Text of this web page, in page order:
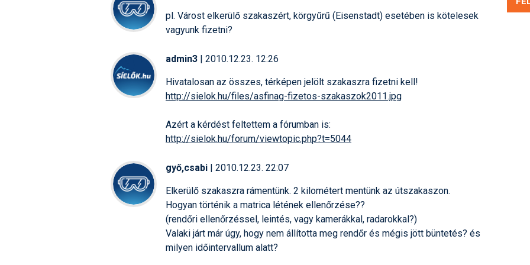
pl. Várost elkerülő szakaszért, körgyűrű (Eisenstadt) esetében is kötelesek
vagyunk fizetni?
admin3 | 2010.12.23. 12:26
Hivatalosan az összes, térképen jelölt szakaszra fizetni kell!
http://sielok.hu/files/asfinag-fizetos-szakaszok2011.jpg
Azért a kérdést feltettem a fórumban is:
http://sielok.hu/forum/viewtopic.php?t=5044
győ,csabi | 2010.12.23. 22:07
Elkerülő szakaszra rámentünk. 2 kilométert mentünk az útszakaszon.
Hogyan történik a matrica létének ellenőrzése??
(rendőri ellenőrzéssel, leintés, vagy kamerákkal, radarokkal?)
Valaki járt már úgy, hogy nem állította meg rendőr és mégis jött büntetés? és
milyen időintervallum alatt?